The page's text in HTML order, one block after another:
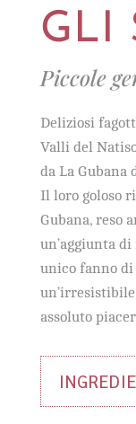
GLI
Piccole
Deliziosi
Valli del
da La Gubana
Il loro goloso
Gubana, reso
un’aggiunta
unico fanno
assoluto